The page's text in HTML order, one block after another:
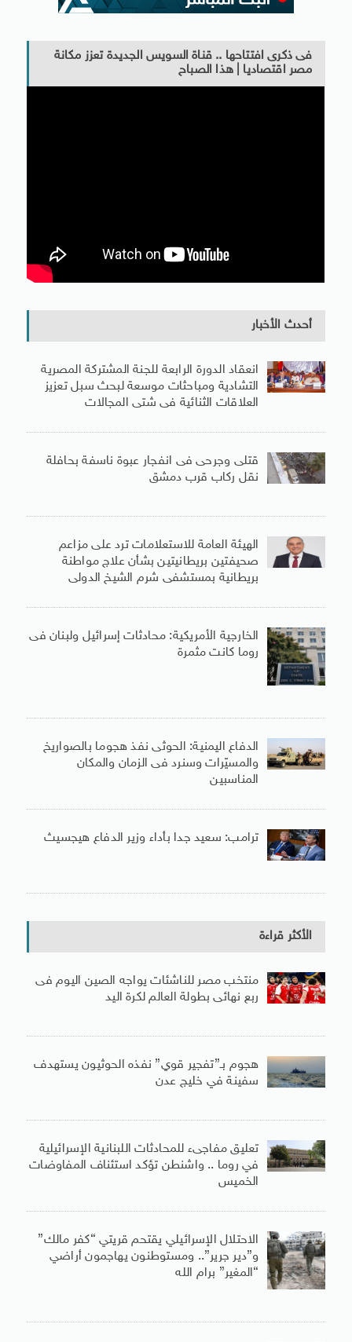
فى ذكرى افتتاحها .. قناة السويس الجديدة تعزز مكانة
مصر اقتصاديا | هذا الصباح
أحدث الأخبار
انعقاد الدورة الرابعة للجنة المشتركة المصرية
التشادية ومباحثات موسعة لبحث سبل تعزيز
العلاقات الثنائية فى شتى المجالات
قتلى وجرحى فى انفجار عبوة ناسفة بحافلة
نقل ركاب قرب دمشق
الهيئة العامة للاستعلامات ترد على مزاعم
صحيفتين بريطانيتين بشأن علاج مواطنة
بريطانية بمستشفى شرم الشيخ الدولى
الخارجية الأمريكية: محادثات إسرائيل ولبنان فى
روما كانت مثمرة
الدفاع اليمنية: الحوثى نفذ هجوما بالصواريخ
والمسيّرات وسنرد فى الزمان والمكان
المناسبين
ترامب: سعيد جدا بأداء وزير الدفاع هيجسيث
الأكثر قراءة
منتخب مصر للناشئات يواجه الصين اليوم فى
ربع نهائى بطولة العالم لكرة اليد
هجوم بـ”تفجير قوي” نفذه الحوثيون يستهدف
سفينة في خليج عدن
تعليق مفاجىء للمحادثات اللبنانية الإسرائيلية
في روما .. واشنطن تؤكد استئناف المفاوضات
الخميس
الاحتلال الإسرائيلي يقتحم قريتي “كفر مالك”
و”دير جرير”.. ومستوطنون يهاجمون أراضي
“المغير” برام الله